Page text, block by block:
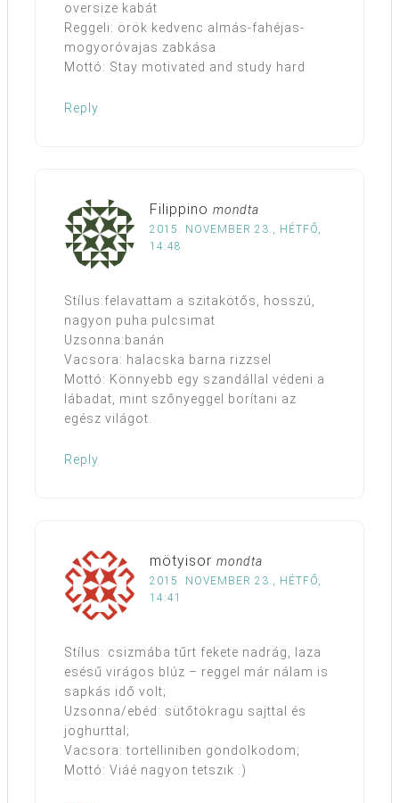
oversize kabát
Reggeli: örök kedvenc almás-fahéjas-
mogyoróvajas zabkása
Mottó: Stay motivated and study hard
Reply
Filippino mondta
2015. NOVEMBER 23., HÉTFŐ,
14:48
Stílus:felavattam a szitakötős, hosszú,
nagyon puha pulcsimat
Uzsonna:banán
Vacsora: halacska barna rizzsel
Mottó: Könnyebb egy szandállal védeni a
lábadat, mint szőnyeggel borítani az
egész világot.
Reply
mötyisor mondta
2015. NOVEMBER 23., HÉTFŐ,
14:41
Stílus: csizmába tűrt fekete nadrág, laza
esésű virágos blúz – reggel már nálam is
sapkás idő volt;
Uzsonna/ebéd: sütőtökragu sajttal és
joghurttal;
Vacsora: tortelliniben gondolkodom;
Mottó: Viáé nagyon tetszik :)